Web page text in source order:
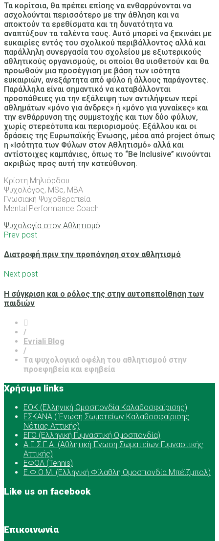
Τα κορίτσια, θα πρέπει επίσης να ενθαρρύνονται να
ασχολούνται περισσότερο με την άθληση και να
αποκτούν τα ερεθίσματα και τη δυνατότητα να
αναπτύξουν τα ταλέντα τους. Αυτό μπορεί να ξεκινάει με
ευκαιρίες εντός του σχολικού περιβάλλοντος αλλά και
παράλληλη συνεργασία του σχολείου με εξωτερικούς
αθλητικούς οργανισμούς, οι οποίοι θα υιοθετούν και θα
προωθούν μια προσέγγιση με βάση των ισότητα
ευκαιριών, ανεξάρτητα από φύλο ή άλλους παράγοντες.
Παράλληλα είναι σημαντικό να καταβάλλονται
προσπάθειες για την εξάλειψη των αντιλήψεων περί
αθλημάτων «μόνο για άνδρες» ή «μόνο για γυναίκες» και
την ενθάρρυνση της συμμετοχής και των δύο φύλων,
χωρίς στερεότυπα και περιορισμούς. Εξάλλου και οι
δράσεις της Ευρωπαϊκής Ένωσης, μέσα από project όπως
η «Ισότητα των Φύλων στον Αθλητισμό» αλλά και
αντίστοιχες καμπάνιες, όπως το “Be Inclusive” κινούνται
ακριβώς προς αυτή την κατεύθυνση.
Κρίστη Μηλιόρδου
Ψυχολόγος, MSc, MBA
Γνωσιακή Ψυχοθεραπεία
Mental Performance Coach
Ψυχολογία στον Αθλητισμό
Prev post
Διατροφή πριν την προπόνηση στον αθλητισμό
Next post
Η σύγκριση και ο ρόλος της στην αυτοπεποίθηση των
παιδιών
/
Evriali Blog
/
Τα ψυχολογικά οφέλη του αθλητισμού στην
προεφηβεία και εφηβεία
Χρήσιμα links
ΕOK (Ελληνική Ομοσπονδία Καλαθοσφαίρισης)
ΕΣΚΑΝΑ ( Ένωση Σωματείων Καλαθοσφαίρισης
Νότιας Αττικής)
ΕΓΟ (Ελληνική Γυμναστική Ομοσπονδία)
Α.Ε.Σ.Γ.Α. (Αθλητική Ένωση Σωματείων Γυμναστικής
Αττικής)
ΕΦΟΑ (Tennis)
Ε.Φ.Ο.Μ. (Ελληνική Φίλαθλη Ομοσπονδία Μπέϊζμπολ)
Like us on facebook
Επικοινωνία